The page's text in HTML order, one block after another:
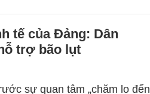
tế của Đảng: Dân
trợ bão lụt
sự quan tâm „chăm lo đến